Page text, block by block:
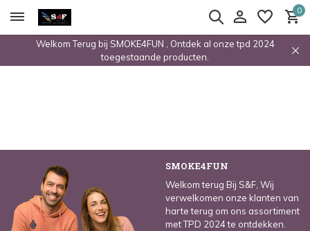
0
Welkom Terug bij SMOKE4FUN , Ontdek al onze tpd 2024
toegestaande producten.
SMOKE4FUN
Welkom terug Bij S&F, Wij
verwelkomen onze klanten van
harte terug om ons assortiment
met TPD 2024 te ontdekken.